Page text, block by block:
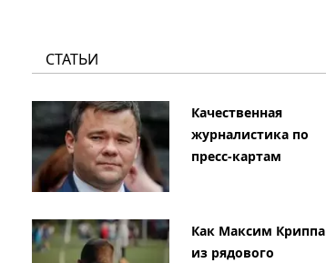
СТАТЬИ
Качественная
журналистика по
пресс-картам
Как Максим Криппа
из рядового